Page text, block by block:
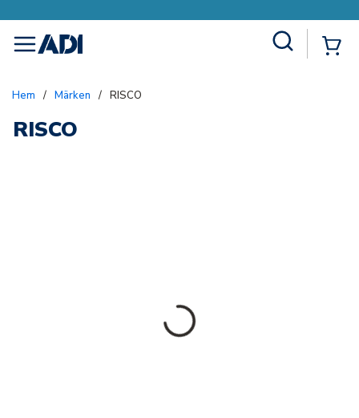
menu
Hem / Märken / RISCO
RISCO